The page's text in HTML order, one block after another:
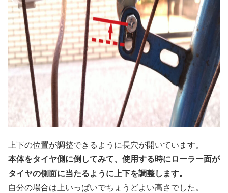
上下の位置が調整できるように長穴が開いています。
本体をタイヤ側に倒してみて、使用する時にローラー面が
タイヤの側面に当たるように上下を調整します。
自分の場合は上いっぱいでちょうどよい高さでした。